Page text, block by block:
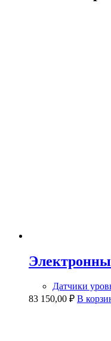
Датчики
83 150,00 ₽ В